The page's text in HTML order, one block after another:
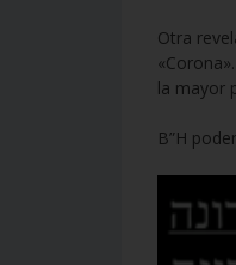
Otra
la mayor
B”H